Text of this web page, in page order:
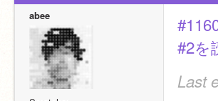
abee
#2を
Last